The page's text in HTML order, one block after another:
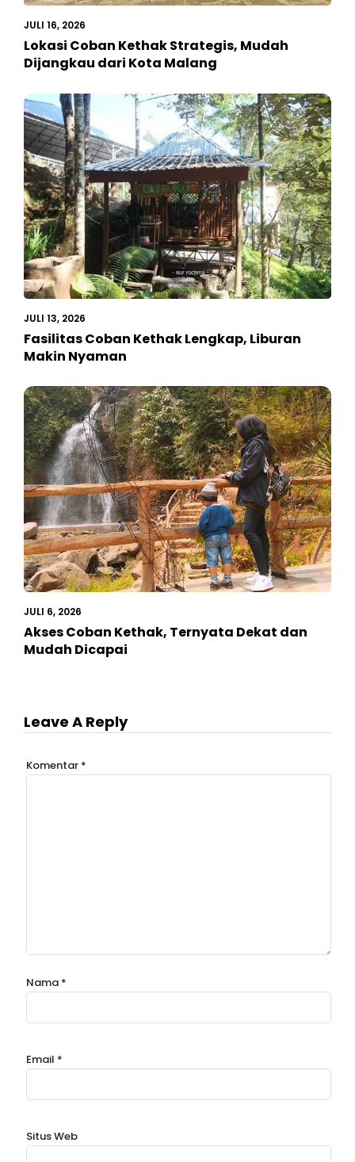
JULI 16, 2026
Lokasi Coban Kethak Strategis, Mudah
Dijangkau dari Kota Malang
JULI 13, 2026
Fasilitas Coban Kethak Lengkap, Liburan
Makin Nyaman
JULI 6, 2026
Akses Coban Kethak, Ternyata Dekat dan
Mudah Dicapai
Leave A Reply
Komentar *
Nama *
Email *
Situs Web